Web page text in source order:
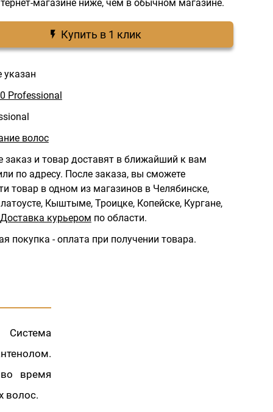
магазине ниже, чем в обычном магазине.
Купить в 1 клик
указан
Professional
волос
заказ и товар доставят в ближайший к вам
по адресу. После заказа, вы сможете
товар в одном из магазинов в Челябинске,
Кыштыме, Троицке, Копейске, Кургане,
Доставка курьером по области.
покупка - оплата при получении товара.
время
волос.